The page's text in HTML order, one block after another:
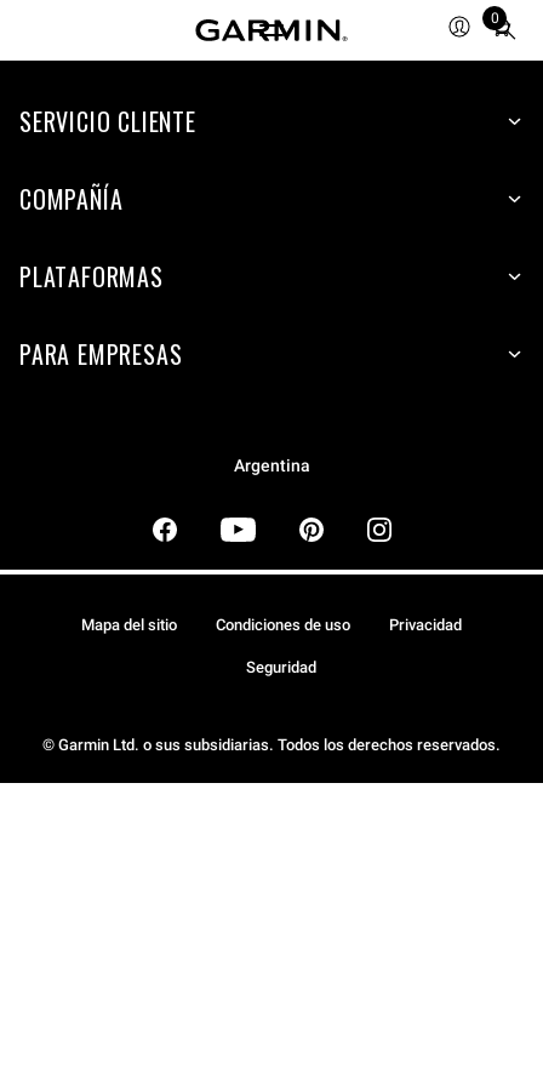
0
Total
items
cart:
SERVICIO CLIENTE
COMPAÑÍA
PLATAFORMAS
PARA EMPRESAS
Argentina
© Garmin Ltd. o sus subsidiarias. Todos los derechos reservados.
Mapa del sitio Condiciones de uso Privacidad
Seguridad